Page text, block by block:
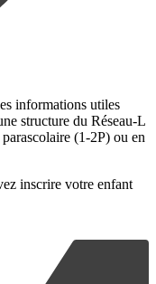
informations utiles
structure du Réseau-L
(1-2P) ou en
inscrire votre enfant